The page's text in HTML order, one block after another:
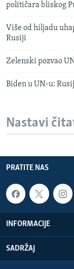
političara bliskog
Više od hiljadu
Rusiji
Zelenski pozvao
Biden u UN-u:
Nastavi
PRATITE NAS
INFORMACIJE
SADRŽAJ